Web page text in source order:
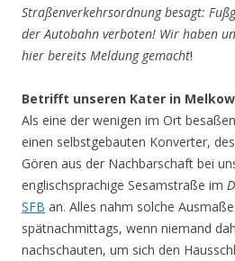
Straßenverkehrsordnung besagt:
der Autobahn verboten! Wir haben
hier bereits Meldung gemacht!
Betrifft unseren Kater in
Als eine der wenigen im Ort
einen selbstgebauten Konverter,
Gören aus der Nachbarschaft bei
englischsprachige Sesamstraße im
SFB an. Alles nahm solche
spätnachmittags, wenn niemand
nachschauten, um sich den